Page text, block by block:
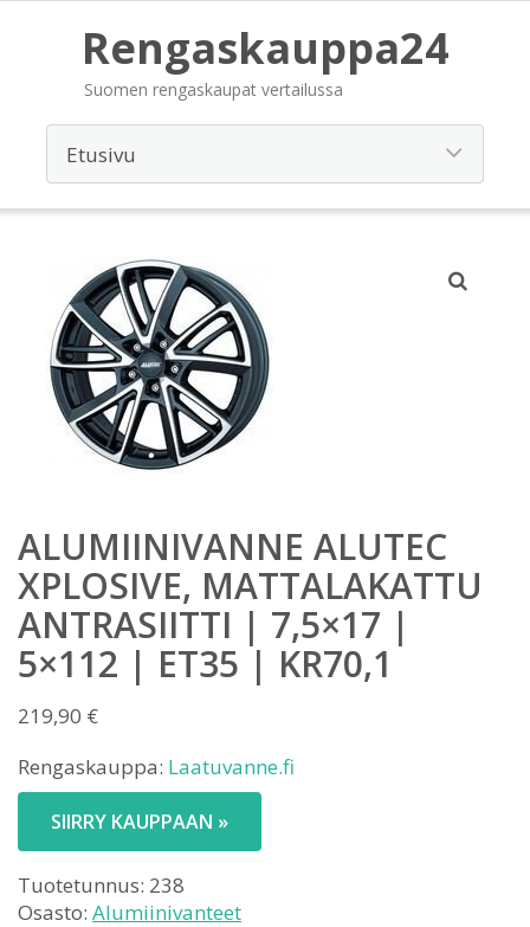
Rengaskauppa24
Suomen rengaskaupat vertailussa
ALUMIINIVANNE ALUTEC
XPLOSIVE, MATTALAKATTU
ANTRASIITTI | 7,5×17 |
5×112 | ET35 | KR70,1
219,90 €
Rengaskauppa: Laatuvanne.fi
SIIRRY KAUPPAAN »
Tuotetunnus: 238
Osasto: Alumiinivanteet